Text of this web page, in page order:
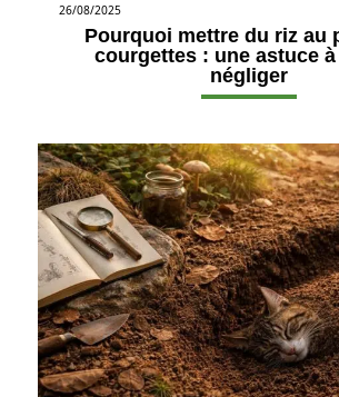
26/08/2025
Pourquoi mettre du riz au
courgettes : une astuce
négliger